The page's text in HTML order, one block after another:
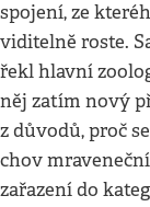
spojení, ze
viditelně roste.
řekl hlavní
něj zatím nový
z důvodů, proč
chov
zařazení do